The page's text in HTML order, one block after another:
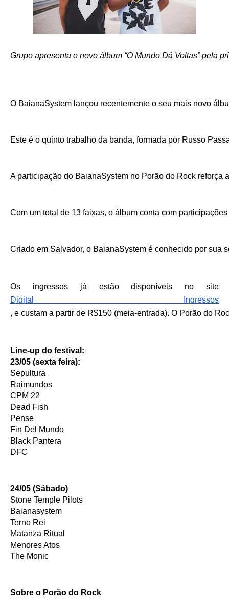
Grupo apresenta o novo álbum “O Mundo Dá Voltas” pela
O BaianaSystem lançou recentemente o seu mais novo
Este é o quinto trabalho da banda, formada por Russo
A participação do BaianaSystem no Porão do Rock reforça
Com um total de 13 faixas, o álbum conta com
Criado em Salvador, o BaianaSystem é conhecido por sua
Os ingressos já estão disponíveis no site
Digital Ingressos
, e custam a partir de R$150 (meia-entrada). O Porão do
Line-up do festival:
23/05 (sexta feira):
Sepultura
Raimundos
CPM 22
Dead Fish
Pense
Fin Del Mundo
Black Pantera
DFC
24/05 (Sábado)
Stone Temple Pilots
Baianasystem
Terno Rei
Matanza Ritual
Menores Atos
The Monic
Sobre o Porão do Rock